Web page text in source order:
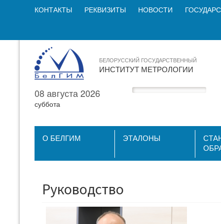
КОНТАКТЫ РЕКВИЗИТЫ НОВОСТИ
БЕЛОРУССКИЙ ГОСУДАРСТВЕННЫЙ
ИНСТИТУТ МЕТРОЛОГИИ
08 августа 2026
суббота
О БЕЛГИМ ЭТАЛОНЫ
Руководство